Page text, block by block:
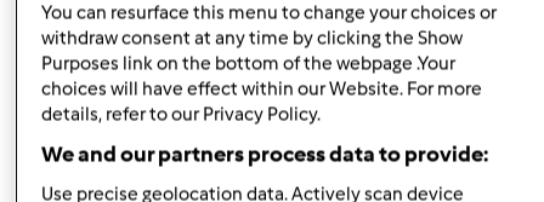
Accedio registratiper poter commentare
You can resurface this menu to change your choices or
withdraw consent at any time by clicking the Show
Purposes link on the bottom of the webpage .Your
choices will have effect within our Website. For more
details, refer to our Privacy Policy.
We and our partners process data to provide:
Use precise geolocation data. Actively scan device